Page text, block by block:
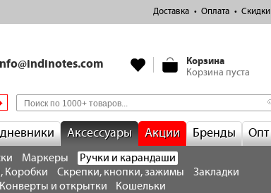
Доставка Оплата Скидки
Корзина
Корзина пуста
Аксессуары Акции Бренды Опт
Маркеры
Ручки и карандаши
Коробки Скрепки, кнопки, зажимы
Закладки
Конверты и открытки
Кошельки